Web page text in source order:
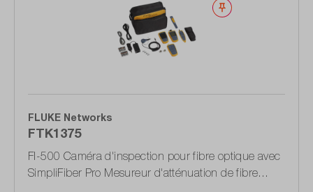
Noter
FLUKE Networks
FTK1375
FI-500 Caméra d'inspection pour fibre optique avec
SimpliFiber Pro Mesureur d'atténuation de fibre